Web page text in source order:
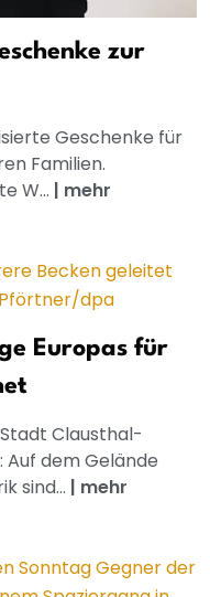
zur
Geschenke für
Familien.
W... | mehr
Europas für
Clausthal-
dem Gelände
sind... | mehr